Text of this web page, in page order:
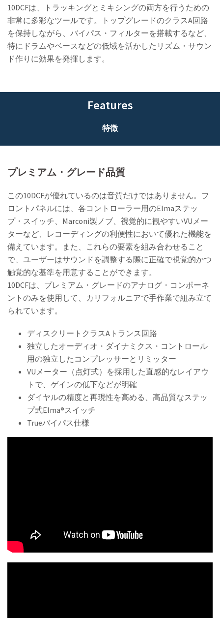
10DCFは、トラッキングとミキシングの両方を行うための
非常に多彩なツールです。トップグレードのクラスA回路
を保持しながら、バイパス・フィルターを搭載するなど、
特にドラムやベースなどの低域を活かしたリズム・サウン
ド作りに効果を発揮します。
Features
特徴
プレミアム・グレード品質
この10DCFが優れているのは音質だけではありません。フ
ロントパネルには、各コントローラー用のElmaステッ
プ・スイッチ、Marconi製ノブ、視覚的に観やすいVUメー
ターなど、レコーディングの利便性において優れた機能を
備えています。また、これらの要素を組み合わせること
で、ユーザーはサウンドを調整する際に正確で視覚的かつ
触覚的な基準を用意することができます。
10DCFは、プレミアム・グレードのアナログ・コンポーネ
ントのみを使用して、カリフォルニアで手作業で組み立て
られています。
ディスクリートクラスAトランス回路
独立したオーディオ・ダイナミクス・コントロール
用の独立したコンプレッサーとリミッター
VUメーター（点灯式）を採用した直感的なレイアウ
トで、ゲインの低下などが明確
ダイヤルの精度と再現性を高める、高品質なステッ
プ式Elma®スイッチ
Trueバイパス仕様